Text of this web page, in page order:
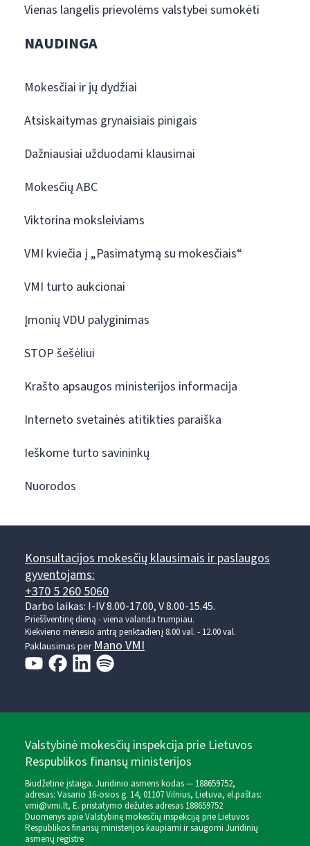
Vienas langelis prievolėms valstybei sumokėti
NAUDINGA
Mokesčiai ir jų dydžiai
Atsiskaitymas grynaisiais pinigais
Dažniausiai užduodami klausimai
Mokesčių ABC
Viktorina moksleiviams
VMI kviečia į „Pasimatymą su mokesčiais“
VMI turto aukcionai
Įmonių VDU palyginimas
STOP šešėliui
Krašto apsaugos ministerijos informacija
Interneto svetainės atitikties paraiška
Ieškome turto savininkų
Nuorodos
Konsultacijos mokesčių klausimais ir paslaugos
gyventojams:
+370 5 260 5060
Darbo laikas: I-IV 8.00-17.00, V 8.00-15.45.
Prieššventinę dieną - viena valanda trumpiau.
Kiekvieno mėnesio antrą penktadienį 8.00 val. - 12.00 val.
Paklausimas perMano VMI
Valstybinė mokesčių inspekcija prie Lietuvos
Respublikos finansų ministerijos
Biudžetinė įstaiga. Juridinio asmens kodas — 188659752,
adresas: Vasario 16-osios g. 14, 01107 Vilnius, Lietuva, el.paštas:
vmi@vmi.lt, E. pristatymo dėžutės adresas 188659752
Duomenys apie Valstybinę mokesčių inspekciją prie Lietuvos
Respublikos finansų ministerijos kaupiami ir saugomi Juridinių
asmenų registre